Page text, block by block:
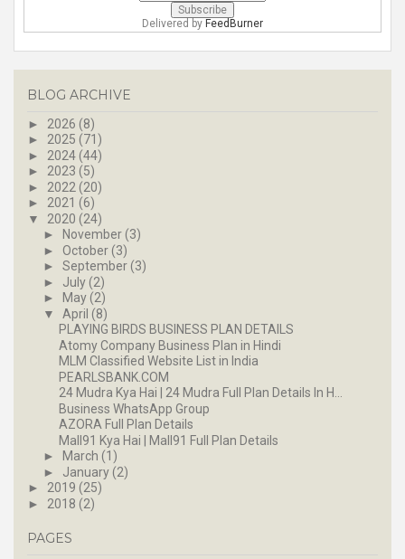
Delivered by FeedBurner
BLOG ARCHIVE
► 2026 (8)
► 2025 (71)
► 2024 (44)
► 2023 (5)
► 2022 (20)
► 2021 (6)
▼ 2020 (24)
►
November (3)
► October (3)
► September (3)
► July (2)
►
May (2)
▼ April (8)
PLAYING BIRDS BUSINESS PLAN DETAILS
Atomy Company Business Plan in Hindi
MLM Classified Website List in India
PEARLSBANK.COM
24 Mudra Kya Hai | 24 Mudra Full Plan Details In H...
Business WhatsApp Group
AZORA Full Plan Details
Mall91 Kya Hai | Mall91 Full Plan Details
►
March (1)
► January (2)
► 2019 (25)
► 2018 (2)
PAGES